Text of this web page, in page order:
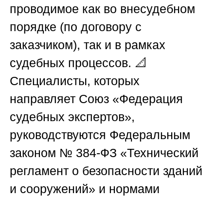
проводимое как во внесудебном
порядке (по договору с
заказчиком), так и в рамках
судебных процессов. 📐
Специалисты, которых
направляет Союз «Федерация
судебных экспертов»,
руководствуются Федеральным
законом № 384-ФЗ «Технический
регламент о безопасности зданий
и сооружений» и нормами